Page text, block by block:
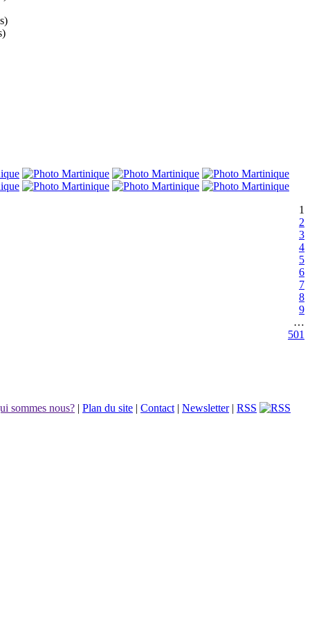
1
2
3
4
5
6
7
8
9
…
501
sommes nous? | Plan du site | Contact| Newsletter| RSS